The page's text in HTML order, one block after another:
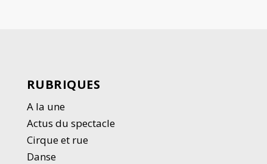
RUBRIQUES
A la une
Actus du spectacle
Cirque et rue
Danse